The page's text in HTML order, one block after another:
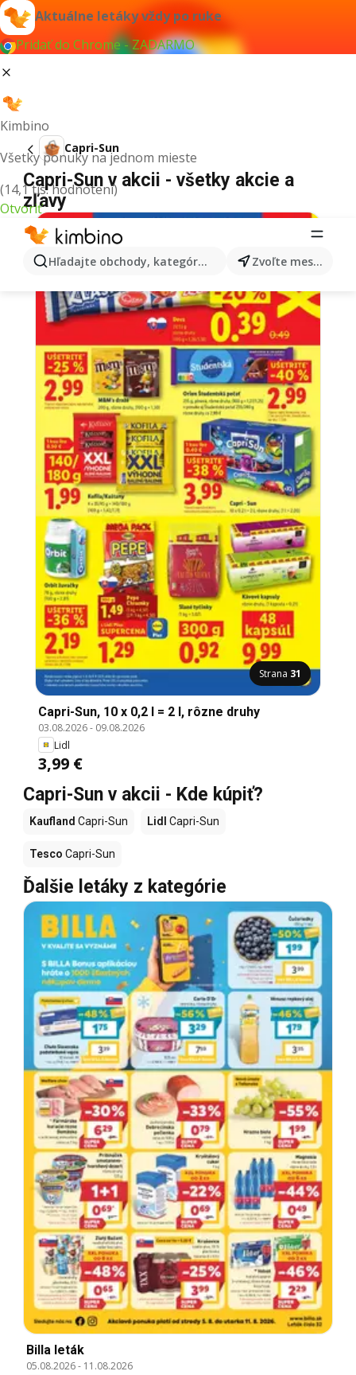
Aktuálne letáky vždy po ruke
Pridať do Chrome - ZADARMO
Kimbino
Všetky ponuky na jednom mieste
(14,1 tis. hodnotení)
Otvoriť
Hľadajte obchody, kategórie, produkty... Zvoľte mesto
Capri-Sun
Capri-Sun v akcii - všetky akcie a
zľavy
Strana 31
Capri-Sun, 10 x 0,2 l = 2 l, rôzne druhy
03.08.2026- 09.08.2026
Lidl
3,99 €
Capri-Sun v akcii - Kde kúpiť?
Kaufland Capri-Sun Lidl Capri-Sun
Tesco Capri-Sun
Ďalšie letáky z kategórie
Billa leták
05.08.2026- 11.08.2026